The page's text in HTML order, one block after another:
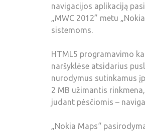
navigacijos aplikaciją
„MWC 2012” metu
sistemoms.
HTML5 programavimo
naršyklėse atsidarius
nurodymus sutinkamus
2 MB užimantis
judant pėsčiomis –
„Nokia Maps“